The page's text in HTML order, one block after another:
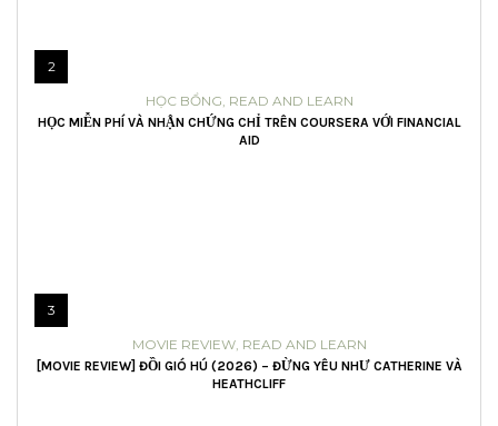
2
HỌC BỔNG READ AND LEARN
HỌC MIỄN PHÍ VÀ NHẬN CHỨNG CHỈ TRÊN COURSERA VỚI FINANCIAL
AID
3
MOVIE REVIEW, READ AND LEARN
[MOVIE REVIEW] ĐỒI GIÓ HÚ (2026) – ĐỪNG YÊU NHƯ CATHERINE VÀ
HEATHCLIFF